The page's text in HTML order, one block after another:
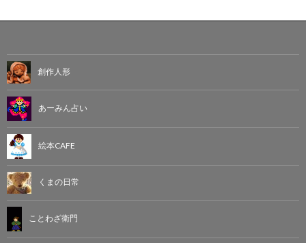
創作人形
あーみん占い
絵本CAFE
くまの日常
ことわざ衛門